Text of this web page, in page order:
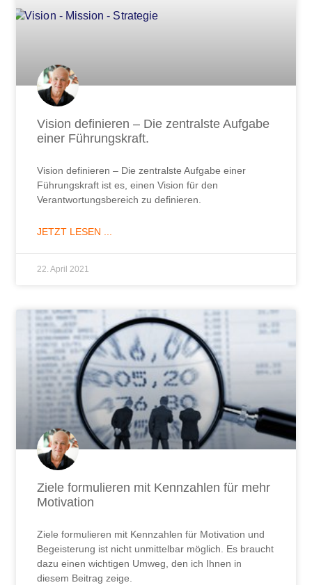
Vision definieren – Die zentralste Aufgabe
einer Führungskraft.
Vision definieren – Die zentralste Aufgabe einer
Führungskraft ist es, einen Vision für den
Verantwortungsbereich zu definieren.
JETZT LESEN ...
22. April 2021
Ziele formulieren mit Kennzahlen für mehr
Motivation
Ziele formulieren mit Kennzahlen für Motivation und
Begeisterung ist nicht unmittelbar möglich. Es braucht
dazu einen wichtigen Umweg, den ich Ihnen in
diesem Beitrag zeige.